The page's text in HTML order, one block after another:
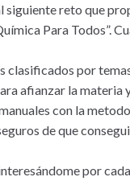
reto que
Para Todos”.
por
afianzar la materia
con la
de que
por